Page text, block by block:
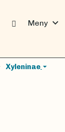
Meny expand_more
Xyleninae